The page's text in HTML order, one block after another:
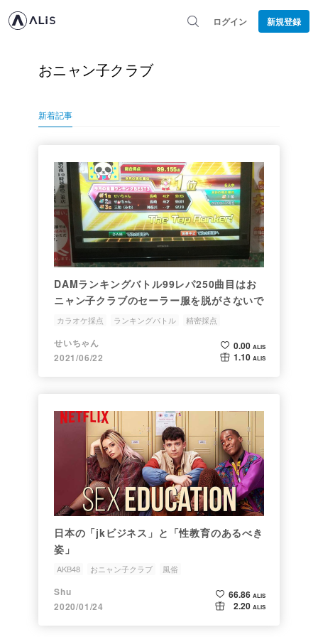
ログイン 新規登録
おニャン子クラブ
新着記事
DAMランキングバトル99レパ250曲目はお
ニャン子クラブのセーラー服を脱がさないで
カラオケ採点 ランキングバトル
精密採点
おニャン子クラブ
せいちゃん
2021/06/22
0.00 ALIS
1.10 ALIS
日本の「jkビジネス」と「性教育のあるべき
姿」
AKB48 おニャン子クラブ
風俗
セックス・エデュケーション
Shu
2020/01/24
66.86 ALIS
2.20 ALIS